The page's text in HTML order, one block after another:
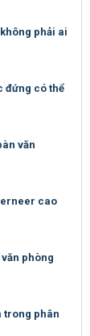
phải ai
đứng có thể
văn
cao
phòng
trong phân